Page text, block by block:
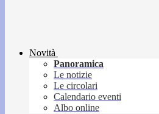
Novità
Panoramica
Le notizie
Le circolari
Calendario eventi
Albo online